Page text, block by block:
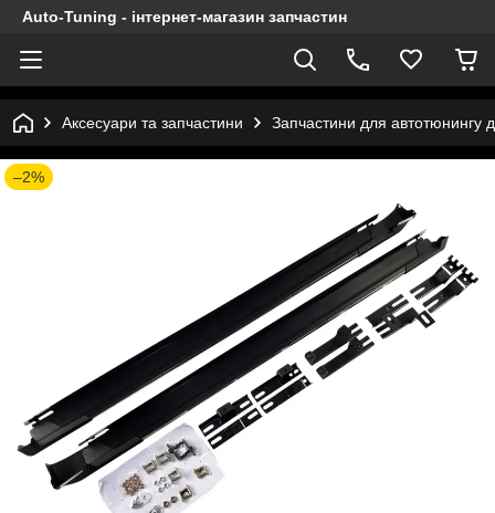
Auto-Tuning - інтернет-магазин запчастин
Аксесуари та запчастини Запчастини для автотюнингу
–2%